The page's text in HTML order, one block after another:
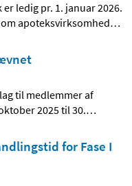
ledig pr. 1. januar 2026.
apoteksvirksomhed…
til medlemmer af
2025 til 30.…
for Fase I